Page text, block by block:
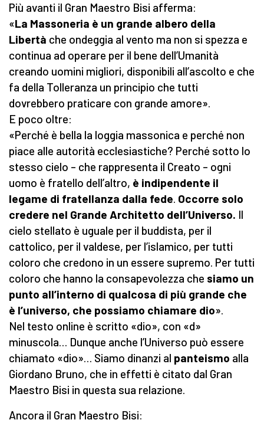
Più avanti il Gran Maestro Bisi afferma:
«La Massoneria è un grande albero della
Libertà che ondeggia al vento ma non si spezza e
continua ad operare per il bene dell’Umanità
creando uomini migliori, disponibili all’ascolto e che
fa della Tolleranza un principio che tutti
dovrebbero praticare con grande amore».
E poco oltre:
«Perché è bella la loggia massonica e perché non
piace alle autorità ecclesiastiche? Perché sotto lo
stesso cielo – che rappresenta il Creato – ogni
uomo è fratello dell’altro, è indipendente il
legame di fratellanza dalla fede. Occorre solo
credere nel Grande Architetto dell’Universo. Il
cielo stellato è uguale per il buddista, per il
cattolico, per il valdese, per l’islamico, per tutti
coloro che credono in un essere supremo. Per tutti
coloro che hanno la consapevolezza che siamo un
punto all’interno di qualcosa di più grande che
è l’universo, che possiamo chiamare dio».
Nel testo online è scritto «dio», con «d»
minuscola… Dunque anche l’Universo può essere
chiamato «dio»… Siamo dinanzi al panteismo alla
Giordano Bruno, che in effetti è citato dal Gran
Maestro Bisi in questa sua relazione.
Ancora il Gran Maestro Bisi: